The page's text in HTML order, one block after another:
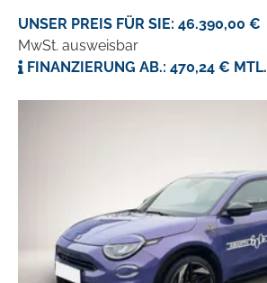
UNSER PREIS FÜR SIE: 46.390,00 €
MwSt. ausweisbar
FINANZIERUNG AB.: 470,24 € MTL.